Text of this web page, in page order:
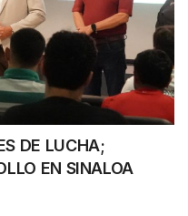
DE LUCHA;
EN SINALOA